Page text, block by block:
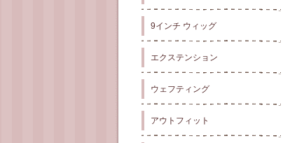
9インチ ウィッグ
エクステンション
ウェフティング
アウトフィット